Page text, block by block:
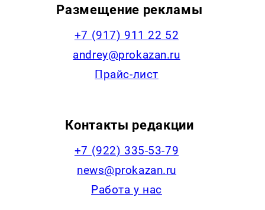
Размещение рекламы
+7 (917) 911 22 52
andrey@prokazan.ru
Прайс-лист
Контакты редакции
+7 (922) 335-53-79
news@prokazan.ru
Работа у нас